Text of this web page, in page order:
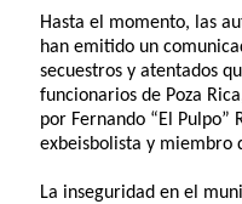
Hasta el momento, las
han emitido un
secuestros y atentados
funcionarios de Poza
por Fernando “El Pulpo”
exbeisbolista y miembro
La inseguridad en el